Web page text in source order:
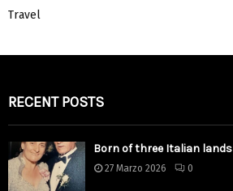
Travel
RECENT POSTS
Born of three Italian lands
27 Marzo 2026 0